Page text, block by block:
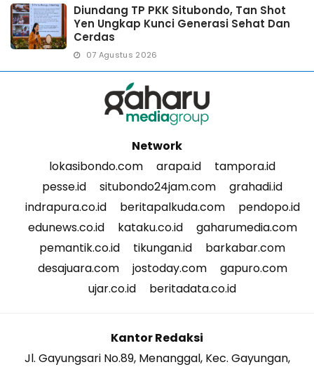
Diundang TP PKK Situbondo, Tan Shot
Yen Ungkap Kunci Generasi Sehat Dan
Cerdas
07 Agustus 2026
Network
lokasibondo.com
arapa.id
tampora.id
pesse.id
situbondo24jam.com
grahadi.id
indrapura.co.id
beritapalkuda.com
pendopo.id
edunews.co.id
kataku.co.id
gaharumedia.com
pemantik.co.id
tikungan.id
barkabar.com
desajuara.com
jostoday.com
gapuro.com
ujar.co.id
beritadata.co.id
Kantor Redaksi
Jl. Gayungsari No.89, Menanggal, Kec. Gayungan,